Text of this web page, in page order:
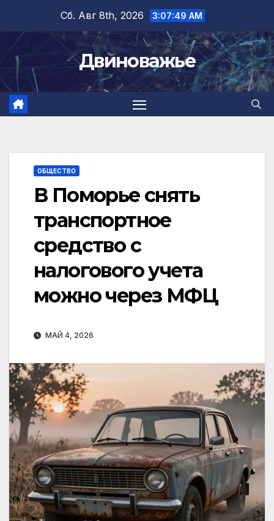
содержимому
Сб. Авг 8th, 2026 3:07:49 AM
Двиноважье
ОБЩЕСТВО
В Поморье снять
транспортное
средство с
налогового учета
можно через МФЦ
МАЙ 4, 2026